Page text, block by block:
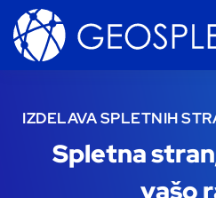
IZDELAVA SPLETNIH
Spletna
vašo